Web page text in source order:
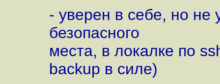
- уверен в себе, но не
безопасного
места, в локалке по
backup в силе)